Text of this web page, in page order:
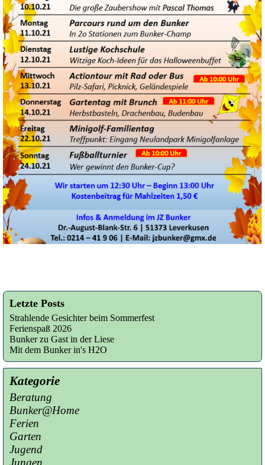
Letzte Posts
Strahlende Gesichter beim Sommerfest
Ferienspaß 2026
Bunker zu Gast in der Liese
Mit dem Bunker in's H2O
Kategorie
Beratung
Bunker@Home
Ferien
Garten
Jugend
Jungen